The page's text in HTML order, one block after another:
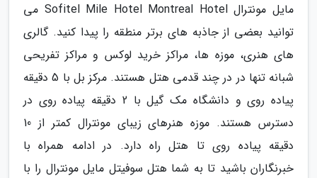
مایل مونترال Sofitel Mile Hotel Montreal Hotel می
توانید بعضی از جاذبه های برتر منطقه را پیدا کنید. گالری
های هنری، موزه ها، مراکز خرید لوکس و مراکز تفریحی
شبانه تنها در در چند قدمی هتل هستند. مرکز بل با 5 دقیقه
پیاده روی و دانشگاه مک گیل با 2 دقیقه پیاده روی در
دسترس هستند. موزه هنرهای زیبای مونترال کمتر از 10
دقیقه پیاده روی تا هتل راه دارد. در ادامه همراه با
خبرنگاران باشید تا به شما هتل سوفیتل مایل مونترال را با